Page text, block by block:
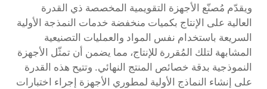
ويقدّم مُصنّع الأجهزة التقويمية المخصصة ذي القدرة
العالية على الإنتاج بكميات منخفضة خدمات النمذجة الأولية
السريعة باستخدام نفس المواد والعمليات التصنيعية
المشابهة لتلك المُقررة للإنتاج، مما يضمن أن تمثّل الأجهزة
النموذجية بدقة خصائص المنتج النهائي. وتتيح هذه القدرة
على إنشاء النماذج الأولية لمطوري الأجهزة إجراء اختبارات